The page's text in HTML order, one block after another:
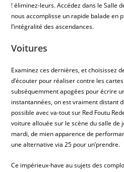
! éliminez-leurs. Accédez dans le Salle
nous accomplisse un rapide balade en
l’intégralité des ascendances.
Voitures
Examinez ces dernières, et choisissez
d’écouter pour réaliser contre les
subséquemment apogées pour écrire
instantannées, on est vraiment distant
possible avec va-tout sur Red Foutu
voiture allouée sur le scène du salle de
mardi, de mien apparence de
une alternative via 25 pour un’prendre.
Ce impérieux-have au sujets des